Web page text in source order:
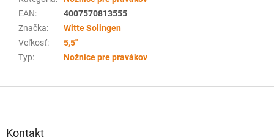
EAN:
4007570813555
Značka:
Witte Solingen
Veľkosť:
5,5''
Typ: Nožnice pre pravákov
Kontakt